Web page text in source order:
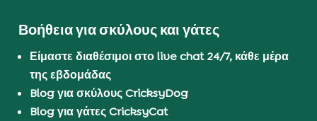
Βοήθεια για σκύλους και γάτες
Είμαστε διαθέσιμοι στο live chat 24/7, κάθε μέρα
της εβδομάδας
Blog για σκύλους CricksyDog
Blog για γάτες CricksyCat